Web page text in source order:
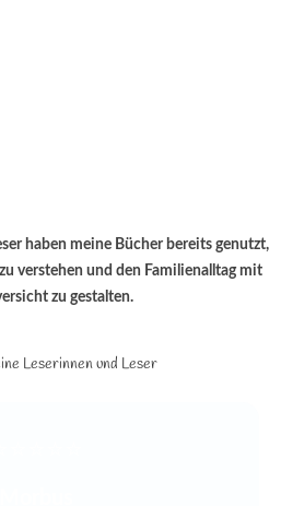
haben meine Bücher bereits genutzt,
verstehen und den Familienalltag mit
zu gestalten.
Leserinnen und Leser